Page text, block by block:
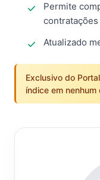
Permite
Atualizado
Exclusivo do
índice em nenhum